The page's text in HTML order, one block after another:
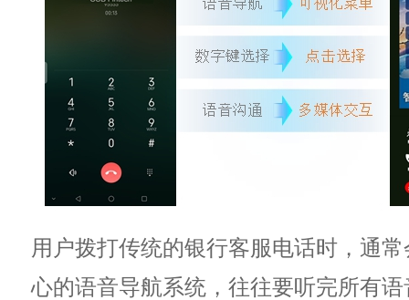
用户拨打传统的银行客服电话时，通
心的语音导航系统，往往要听完所有